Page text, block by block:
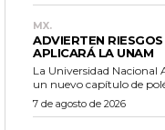
MX.
ADVIERTEN
APLICARÁ LA UNAM
La Universidad Nacional
un nuevo capítulo de
7 de agosto de 2026